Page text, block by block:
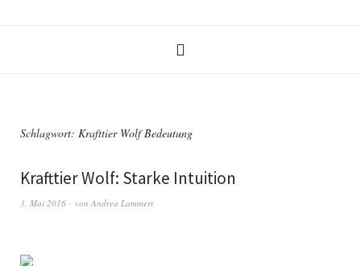
Schlagwort: Krafttier Wolf Bedeutung
Krafttier Wolf: Starke Intuition
3. Mai 2016 von Andrea Lammert